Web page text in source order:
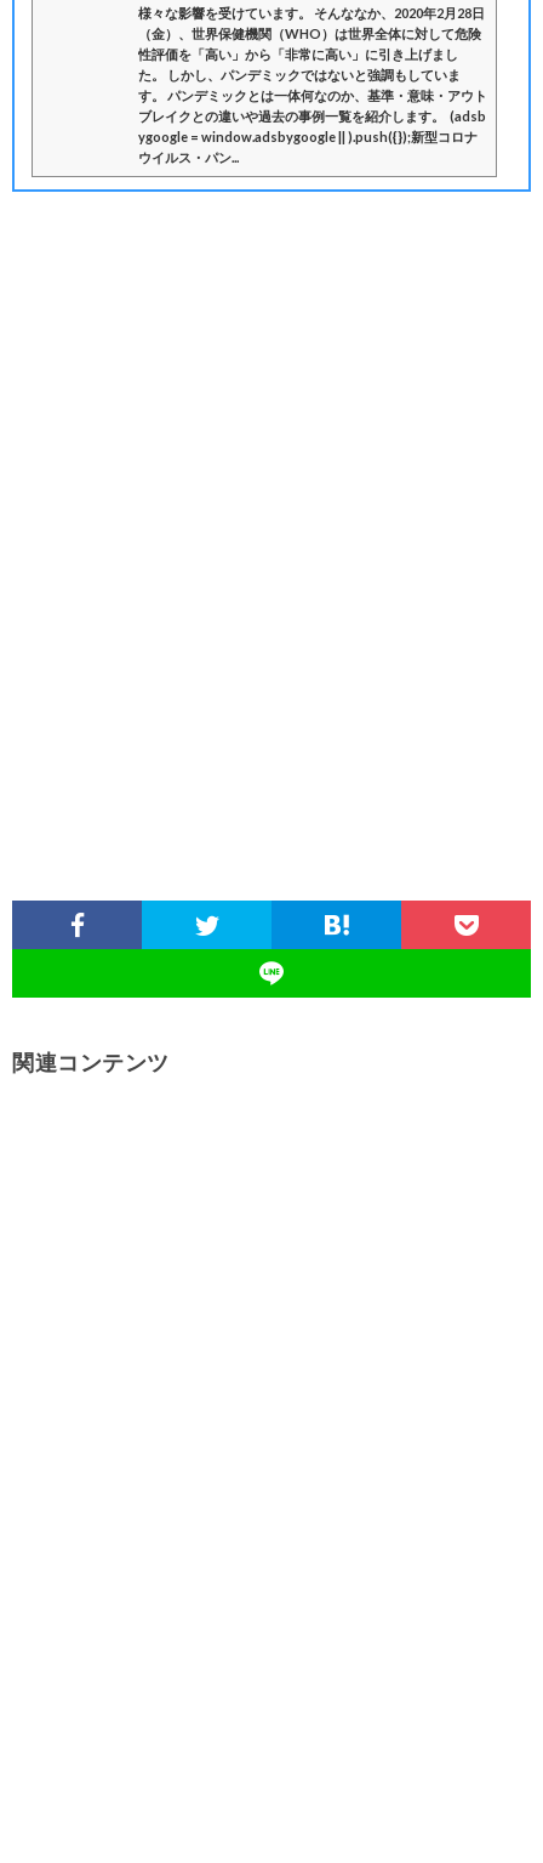
様々な影響を受けています。 そんななか、2020年2月28日
（金）、世界保健機関（WHO）は世界全体に対して危険
性評価を「高い」から「非常に高い」に引き上げまし
た。 しかし、パンデミックではないと強調もしていま
す。 パンデミックとは一体何なのか、基準・意味・アウト
ブレイクとの違いや過去の事例一覧を紹介します。 (adsb
ygoogle = window.adsbygoogle || ).push({});新型コロナ
ウイルス・パン...
関連コンテンツ